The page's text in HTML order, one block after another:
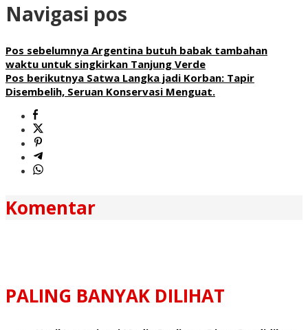
Navigasi pos
Pos sebelumnya Argentina butuh babak tambahan
waktu untuk singkirkan Tanjung Verde
Pos berikutnya Satwa Langka jadi Korban: Tapir
Disembelih, Seruan Konservasi Menguat.
Komentar
PALING BANYAK DILIHAT